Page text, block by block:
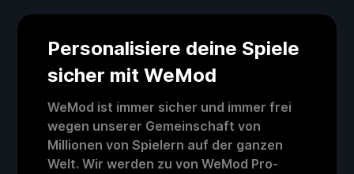
Personalisiere deine Spiele
sicher mit WeMod
WeMod ist immer sicher und immer frei
wegen unserer Gemeinschaft von
Millionen von Spielern auf der ganzen
Welt. Wir werden zu von WeMod Pro-